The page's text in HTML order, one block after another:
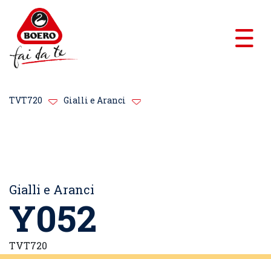
TVT720 Gialli e Aranci
Gialli e Aranci
Y052
TVT720